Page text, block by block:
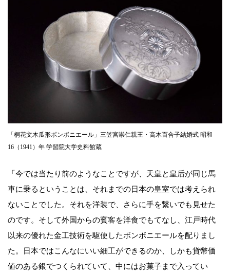
「桐花文木瓜形ボンボニエール」三笠宮崇仁親王・高木百合子結婚式 昭和
16（1941）年 学習院大学史料館蔵
「今では当たり前のようなことですが、天皇と皇后が同じ馬
車に乗るということは、それまでの日本の皇室では考えられ
ないことでした。それを洋装で、さらに手を繋いでも見せた
のです。そして外国からの賓客を洋食でもてなし、江戸時代
以来の優れた金工技術を駆使したボンボニエールを配りまし
た。日本ではこんなにいい細工ができるのか、しかも貨幣価
値のある銀でつくられていて、中にはお菓子まで入ってい